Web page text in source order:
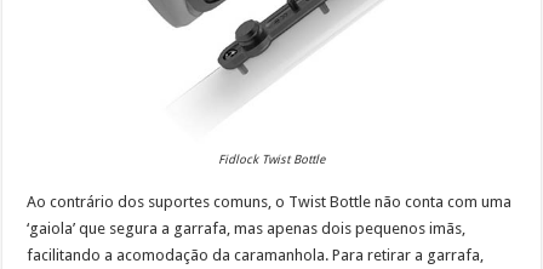
Fidlock Twist Bottle
Ao contrário dos suportes comuns, o Twist Bottle não conta com uma
‘gaiola’ que segura a garrafa, mas apenas dois pequenos imãs,
facilitando a acomodação da caramanhola. Para retirar a garrafa,